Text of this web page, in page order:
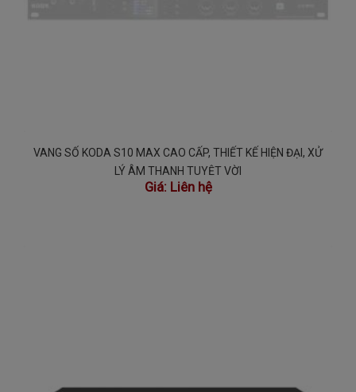
VANG SỐ KODA S10 MAX CAO CẤP, THIẾT KẾ HIỆN ĐẠI, XỬ
LÝ ÂM THANH TUYỆT VỜI
Giá: Liên hệ